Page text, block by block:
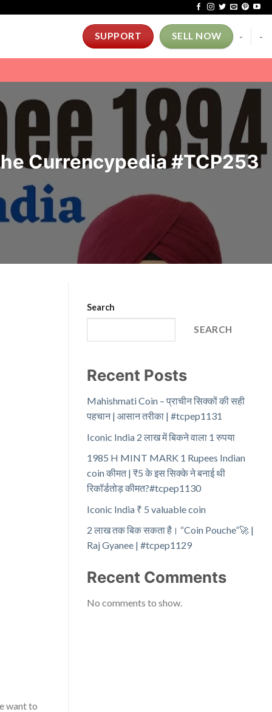
SUPPORT SELL NOW - -
Currencypedia #TCP253
want to
Search
SEARCH
Recent Posts
Mahishmati Coin – प्राचीन सिक्कों की सही
पहचान | आसान तरीका | #tcpep1131
Iconic India 2 लाख में बिकने वाला 1 रुपया
1985 H MINT MARK 1 Rupees Indian
coin कीमत | ₹5 के इस सिक्के ने बनाई थी
रिकॉर्डतोड़ कीमत?#tcpep1130
Iconic India ₹ 5 valuable coin
2 लाख तक बिक सकता है। “Coin Pouche”🚀 |
Raj Gyanee | #tcpep1129
Recent Comments
No comments to show.